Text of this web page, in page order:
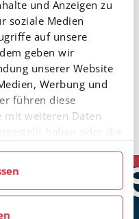
und Anzeigen zu
soziale Medien
auf unsere
geben wir
unserer Website
Werbung und
führen diese
mit weiteren Daten
Kitzbüheler Ski Club
Einsatz dafür
und Athleten
zeigen
und Resultate HIER